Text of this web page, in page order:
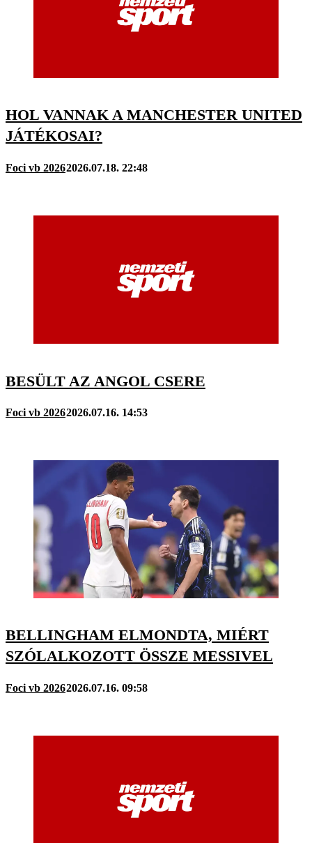
HOL VANNAK A MANCHESTER UNITED
JÁTÉKOSAI?
Foci vb 20262026.07.18. 22:48
BESÜLT AZ ANGOL CSERE
Foci vb 20262026.07.16. 14:53
BELLINGHAM ELMONDTA, MIÉRT
SZÓLALKOZOTT ÖSSZE MESSIVEL
Foci vb 20262026.07.16. 09:58